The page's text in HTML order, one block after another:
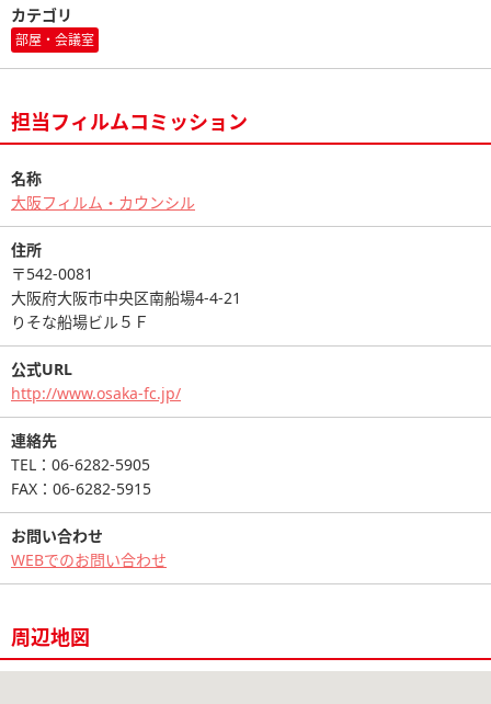
カテゴリ
部屋・会議室
担当フィルムコミッション
名称
大阪フィルム・カウンシル
住所
〒542-0081
大阪府大阪市中央区南船場4-4-21
りそな船場ビル５Ｆ
公式URL
http://www.osaka-fc.jp/
連絡先
TEL：06-6282-5905
FAX：06-6282-5915
お問い合わせ
WEBでのお問い合わせ
周辺地図